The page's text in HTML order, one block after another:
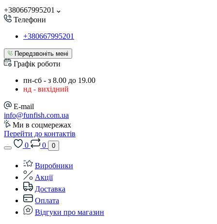
+380667995201
Телефони
+380667995201
Передзвоніть мені
Графік роботи
пн-сб - з 8.00 до 19.00
нд - вихідний
E-mail
info@funfish.com.ua
Ми в соцмережах
Перейти до контактів
0
0 0
Виробники
Акції
Доставка
Оплата
Відгуки про магазин